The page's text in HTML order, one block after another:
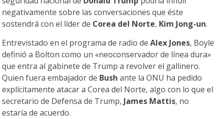
negativamente sobre las conversaciones que éste
sostendrá con el líder de Corea del Norte, Kim Jong-un.
Entrevistado en el programa de radio deAlex Jones, Boyle
definió a Bolton como un «neoconservador de línea dura»
que entra al gabinete de Trump a revolver el gallinero.
Quien fuera embajador de Bush ante la ONU ha pedido
explícitamente atacar a Corea del Norte, algo con lo que el
secretario de Defensa de Trump, James Mattis, no
estaría de acuerdo.